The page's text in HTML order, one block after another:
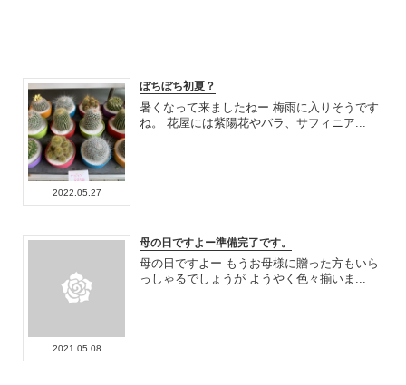
2022.05.27
ぼちぼち初夏？
暑くなって来ましたねー 梅雨に入りそうです
ね。 花屋には紫陽花やバラ、サフィニア...
2021.05.08
母の日ですよー準備完了です。
母の日ですよー もうお母様に贈った方もいら
っしゃるでしょうが ようやく色々揃いま...